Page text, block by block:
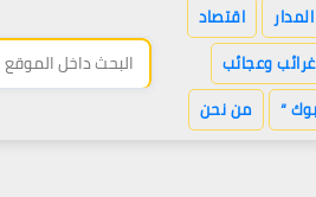
اقتصاد
غرائب وعجائب
“ من نحن